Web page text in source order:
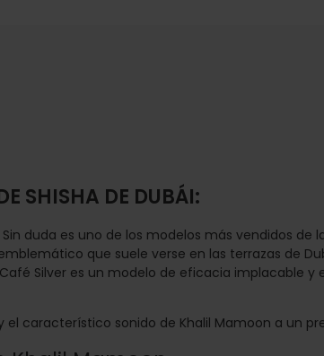
SHISHA DE DUBÁI:
duda es uno de los modelos más vendidos de
que suele verse en las terrazas de
Silver es un modelo de eficacia implacable
característico sonido de Khalil Mamoon a un